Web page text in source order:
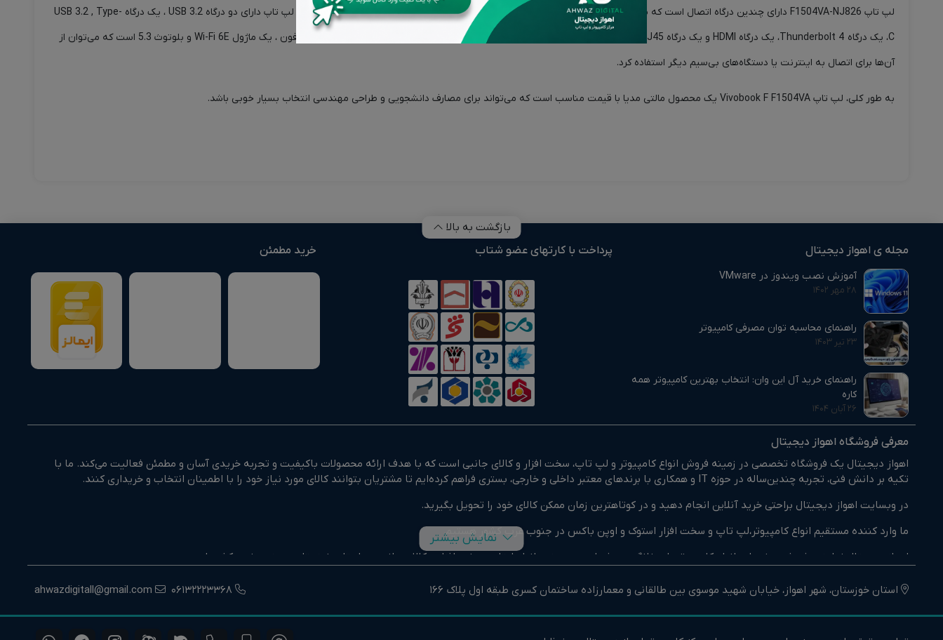
لپ تاپ F1504VA-NJ826 دارای چندین درگاه اتصال است که می‌توان از آن‌ها برای اتصال به دستگاه‌های خارجی یا شبکه‌های بی‌سیم استفاده کرد. این لپ تاپ دارای دو درگاه USB 3.2 ، یک درگاه USB 3.2 , Type-
C، یک درگاه Thunderbolt 4، یک درگاه HDMI و یک درگاه RJ45 است. همچنین دارای یک جک صدای 3.5 میلی‌متری جهت اتصال به هدفون یا میکروفون ، یک ماژول Wi-Fi 6E و بلوتوث 5.3 است که می‌توان از
آن‌ها برای اتصال به اینترنت یا دستگاه‌های بی‌سیم دیگر استفاده کرد.
به طور کلی، لپ تاپ Vivobook F F1504VA یک محصول مالتی مدیا با قیمت مناسب است که می‌تواند برای مصارف دانشجویی و طراحی مهندسی انتخاب بسیار خوبی باشد.
بازگشت به بالا
مجله ی اهواز دیجیتال
آموزش نصب ویندوز در VMware
۲۸ مهر ۱۴۰۲
راهنمای محاسبه توان مصرفی کامپیوتر
۲۳ تیر ۱۴۰۳
راهنمای خرید آل این وان: انتخاب بهترین کامپیوتر همه‌
کاره
۲۶ آبان ۱۴۰۴
پرداخت با کارتهای عضو شتاب خرید مطمئن
معرفی فروشگاه اهواز دیجیتال
اهواز دیجیتال یک فروشگاه تخصصی در زمینه فروش انواع کامپیوتر و لپ تاپ، سخت افزار و کالای جانبی است که با هدف ارائه محصولات باکیفیت و تجربه خریدی آسان و مطمئن فعالیت می‌کند. ما با
تکیه بر دانش فنی، تجربه چندین‌ساله در حوزه IT و همکاری با برندهای معتبر داخلی و خارجی، بستری فراهم کرده‌ایم تا مشتریان بتوانند کالای مورد نیاز خود را با اطمینان انتخاب و خریداری کنند.
در وبسایت اهواز دیجیتال براحتی خرید آنلاین انجام دهید و در کوتاهترین زمان ممکن کالای خود را تحویل بگیرید.
ما وارد کننده مستقیم انواع کامپیوتر،لپ تاپ و سخت افزار استوک و اوپن باکس در جنوب غرب کشور هستیم.
اهواز دیجیتال نماینده فروش و خدمات انواع کامپیوترهای خانگی و حرفه ای و همچنین انواع لپتاپ، سخت افزار و کالای جانبی در استان خوزستان و جنوب غرب کشور است.
اهواز دیجیتال تنها یک فروشگاه نیست، بلکه یک مرجع تخصصی کامپیوتر و لپ تاپ است. تیم مشاوره و پشتیبانی ما آماده راهنمایی خریداران در انتخاب درست و ارائه خدمات پس از فروش است.
نمایش بیشتر
استان خوزستان، شهر اهواز، خیابان شهید موسوی بین طالقانی و معمارزاده ساختمان کسری طبقه اول پلاک 166 06132223368
ahwazdigitall@gmail.com